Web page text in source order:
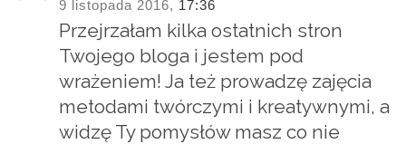
9 listopada 2016, 17:36
Przejrzałam kilka ostatnich stron
Twojego bloga i jestem pod
wrażeniem! Ja też prowadzę zajęcia
metodami twórczymi i kreatywnymi, a
widzę Ty pomysłów masz co nie